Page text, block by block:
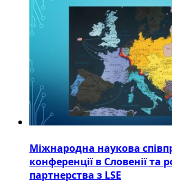
Міжнародна наукова
конференції в Словенії та
партнерства з LSE